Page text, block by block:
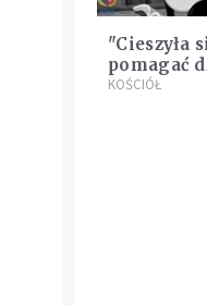
"Cieszyła
pomagać
KOŚCIÓŁ